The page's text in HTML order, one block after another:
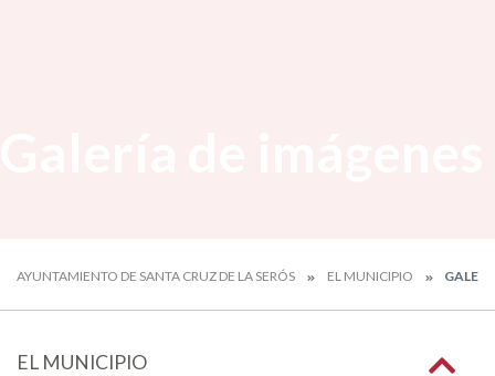
AYUNTAMIENTO DE SANTA CRUZ DE LA SERÓS EL MUNICIPIO
EL MUNICIPIO